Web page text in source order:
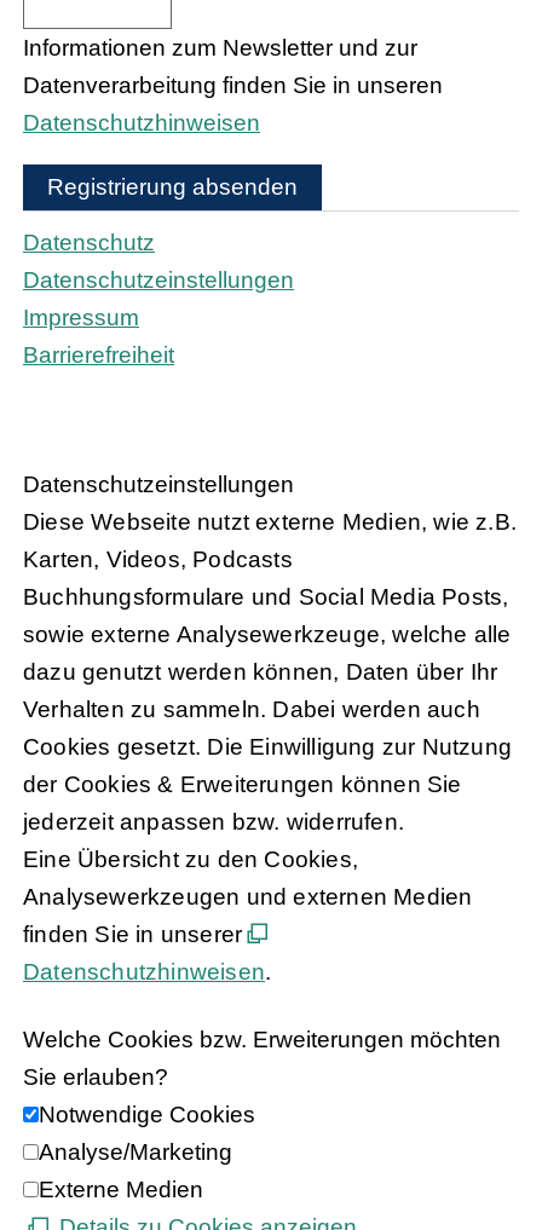
Informationen zum Newsletter und zur
Datenverarbeitung finden Sie in unseren
Datenschutzhinweisen
Registrierung absenden
Datenschutz
Datenschutzeinstellungen
Impressum
Barrierefreiheit
Daten­schutz­ein­stel­lun­gen
Diese Webseite nutzt externe Medien, wie z.B.
Karten, Videos, Podcasts
Buchhungsformulare und Social Media Posts,
sowie externe Analysewerkzeuge, welche alle
dazu genutzt werden können, Daten über Ihr
Verhalten zu sammeln. Dabei werden auch
Cookies gesetzt. Die Einwilligung zur Nutzung
der Cookies & Erweiterungen können Sie
jederzeit anpassen bzw. widerrufen.
Eine Übersicht zu den Cookies,
Analysewerkzeugen und externen Medien
finden Sie in unserer
Datenschutzhinweisen.
Welche Cookies bzw. Erweiterungen möchten
Sie erlauben?
Notwendige Cookies
Analyse/Marketing
Externe Medien